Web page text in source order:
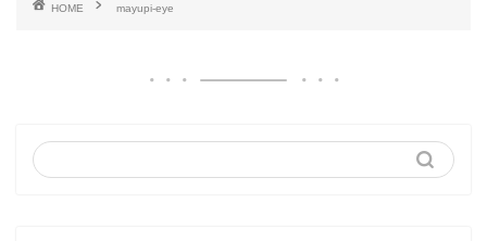
HOME mayupi-eye